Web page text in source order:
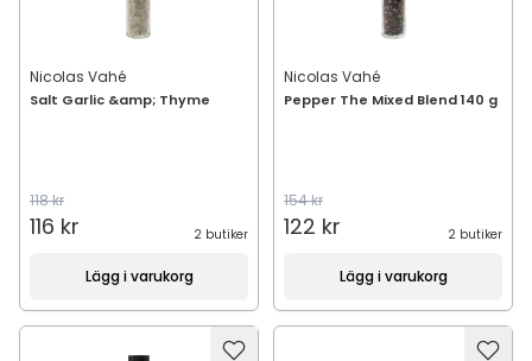
Nicolas Vahé
Salt Garlic &amp; Thyme
118 kr
116 kr 2 butiker
Lägg i varukorg
Nicolas Vahé
Pepper The Mixed Blend 140 g
154 kr
122 kr 2 butiker
Lägg i varukorg